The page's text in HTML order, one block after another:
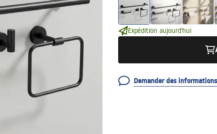
Expédition aujourd'hui
Demander des